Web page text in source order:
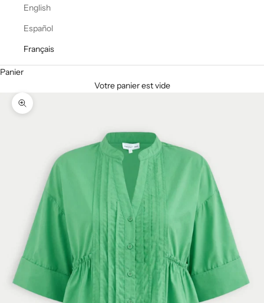
English
Español
Français
Panier
Votre panier est vide
Zoomer sur l'image